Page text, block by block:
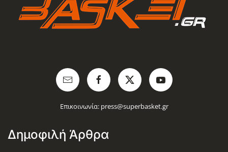
Επικοινωνία: press@superbasket.gr
Δημοφιλή Άρθρα